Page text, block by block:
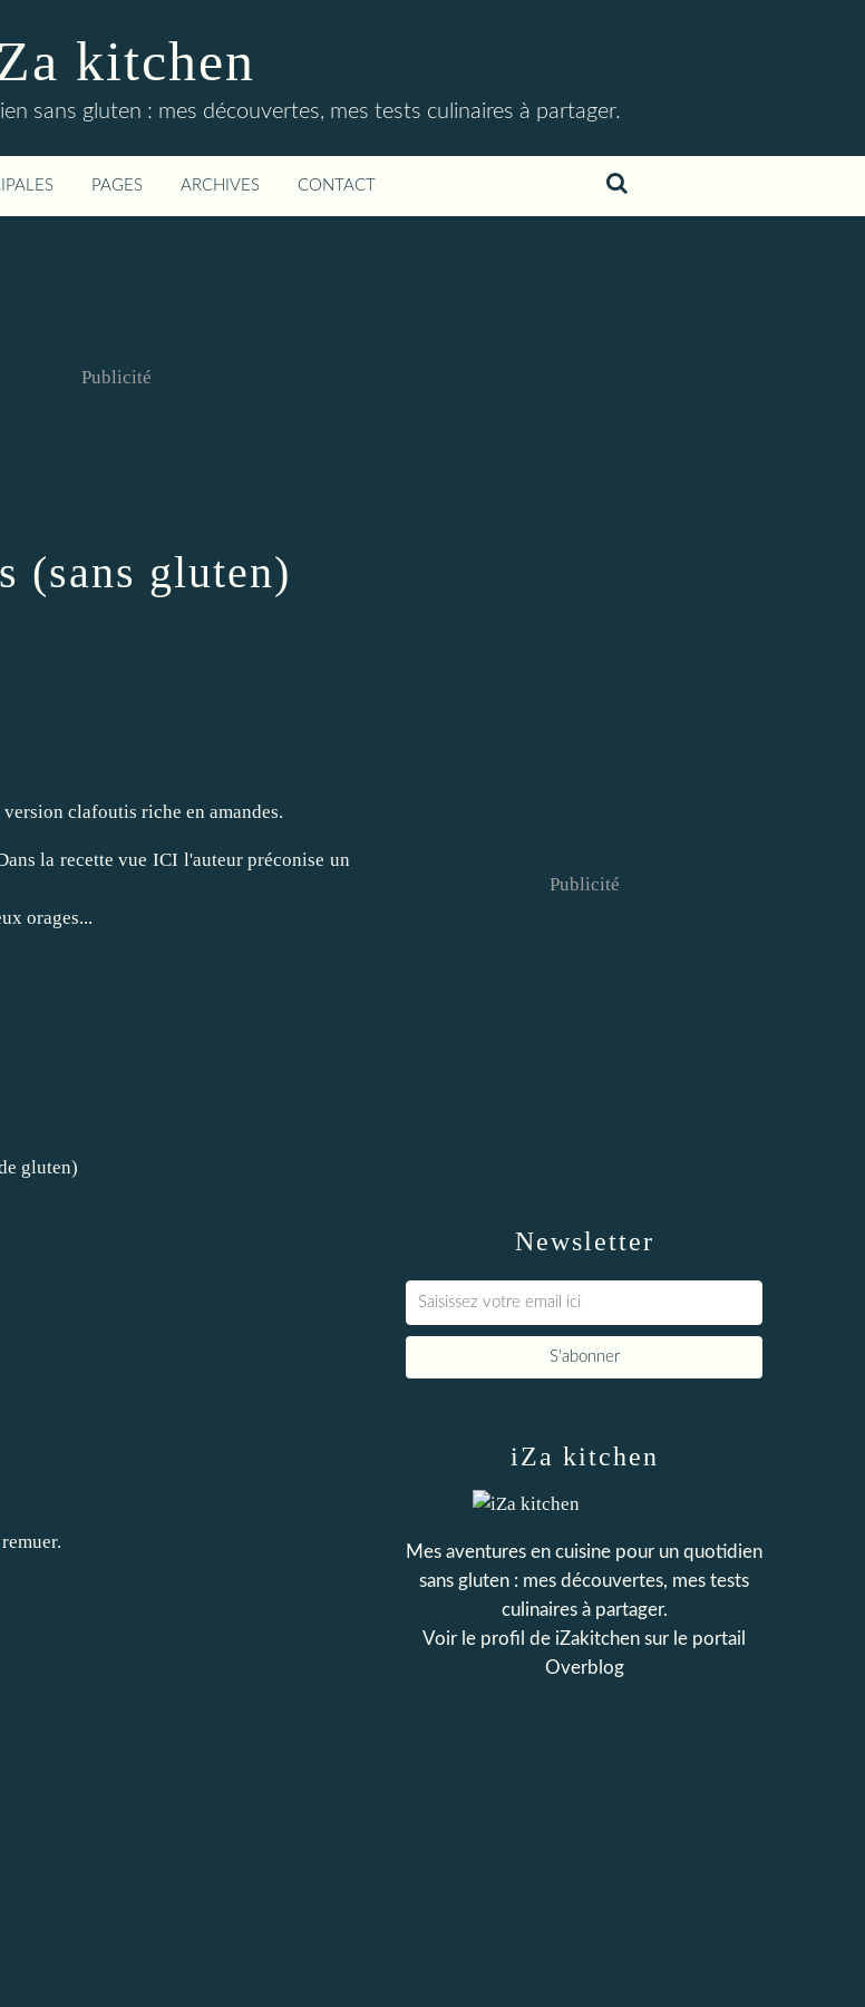
kitchen
sans gluten : mes découvertes, mes tests culinaires à partager.
PAGES ARCHIVES CONTACT
Publicité
(sans gluten)
clafoutis riche en amandes.
la recette vueICI l'auteur préconise un
orages...
gluten)
Newsletter
Publicité
iZa kitchen
Mes aventures en cuisine pour un quotidien
sans gluten : mes découvertes, mes tests
culinaires à partager.
Voir le profil de iZakitchen sur le portail
Overblog